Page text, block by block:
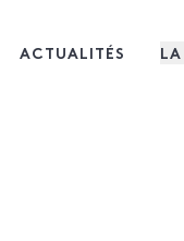
ACTUALITÉS